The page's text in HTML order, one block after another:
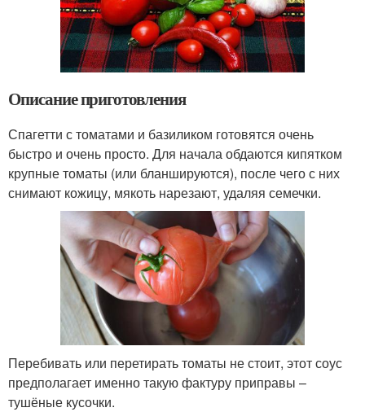
Описание приготовления
Спагетти с томатами и базиликом готовятся очень
быстро и очень просто. Для начала обдаются кипятком
крупные томаты (или бланшируются), после чего с них
снимают кожицу, мякоть нарезают, удаляя семечки.
Перебивать или перетирать томаты не стоит, этот соус
предполагает именно такую фактуру приправы –
тушёные кусочки.